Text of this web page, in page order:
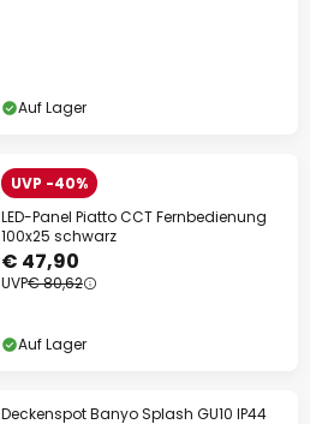
Auf Lager
UVP -40%
LED-Panel Piatto CCT Fernbedienung
100x25 schwarz
€ 47,90
UVP€ 80,62
Auf Lager
Deckenspot Banyo Splash GU10 IP44